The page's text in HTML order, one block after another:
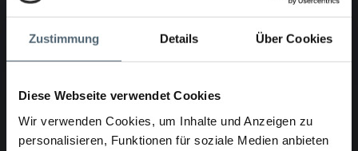
Zustimmung Details Über Cookies
Diese Webseite verwendet Cookies
Wir verwenden Cookies, um Inhalte und Anzeigen zu
personalisieren, Funktionen für soziale Medien anbieten
Product Description